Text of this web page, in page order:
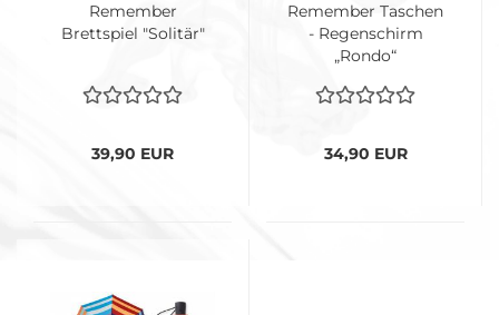
Remember
Brettspiel "Solitär"
39,90 EUR
Remember Taschen
- Regenschirm
„Rondo“
34,90 EUR